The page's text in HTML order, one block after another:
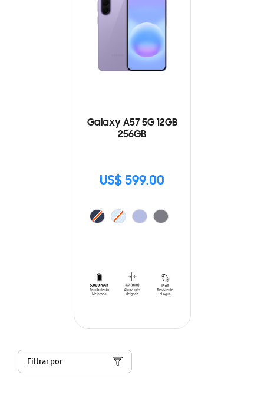
Galaxy A57 5G 12GB
256GB
US$ 599.00
Filtrar por